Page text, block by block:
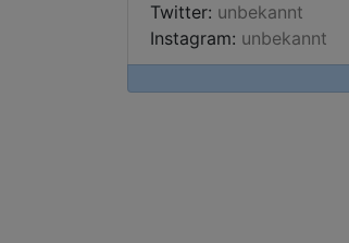
Twitter: unbekannt
Instagram: unbekannt